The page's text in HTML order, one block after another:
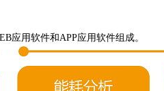
应用软件和APP应用软件组成。